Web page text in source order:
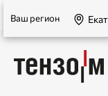
Екатеринбург
Ваш регион